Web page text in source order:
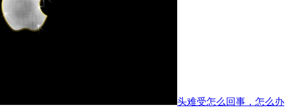
头难受怎么回事，怎么办